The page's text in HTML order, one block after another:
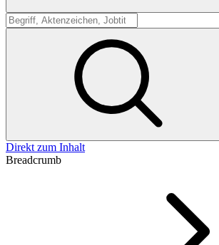
Suche
Direkt zum Inhalt
Breadcrumb